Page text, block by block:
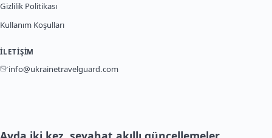
Gizlilik Politikası
Kullanım Koşulları
İLETIŞIM
info@ukrainetravelguard.com